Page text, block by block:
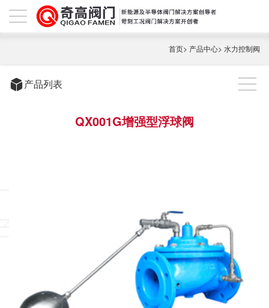
首页> 产品中心> 水力控制阀
产品列表
QX001G增强型浮球阀